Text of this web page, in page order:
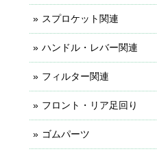
スプロケット関連
ハンドル・レバー関連
フィルター関連
フロント・リア足回り
ゴムパーツ